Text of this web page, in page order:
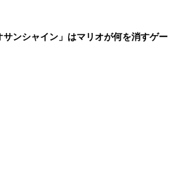
ンシャイン」はマリオが何を消すゲー